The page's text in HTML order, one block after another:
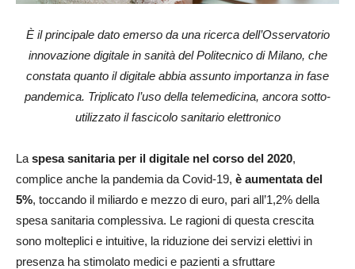
È il principale dato emerso da una ricerca dell’Osservatorio
innovazione digitale in sanità del Politecnico di Milano, che
constata quanto il digitale abbia assunto importanza in fase
pandemica. Triplicato l’uso della telemedicina, ancora sotto-
utilizzato il fascicolo sanitario elettronico
La spesa sanitaria per il digitale nel corso del 2020,
complice anche la pandemia da Covid-19, è aumentata del
5%, toccando il miliardo e mezzo di euro, pari all’1,2% della
spesa sanitaria complessiva. Le ragioni di questa crescita
sono molteplici e intuitive, la riduzione dei servizi elettivi in
presenza ha stimolato medici e pazienti a sfruttare